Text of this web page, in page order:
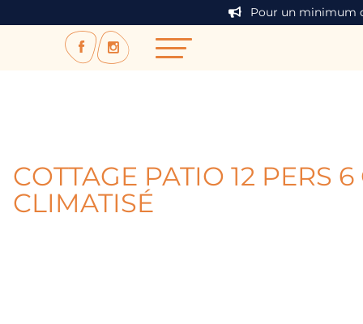
Pour un minimum
COTTAGE PATIO 12 PERS
CLIMATISÉ